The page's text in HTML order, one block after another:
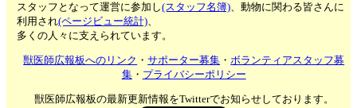
スタッフとなって運営に参加し(スタッフ名簿)、動物に関わる皆さんに
利用され(ページビュー統計)、
多くの人々に支えられています。
獣医師広報板へのリンク ・サポーター募集 ・ボランティアスタッフ募
集・ プライバシーポリシー
獣医師広報板の最新更新情報をTwitterでお知らせしております。